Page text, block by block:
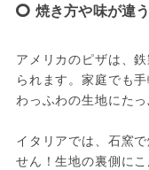
焼き方や味が違う
アメリカのピザは、
られます。家庭でも
わっふわの生地にた
イタリアでは、石窯
せん！生地の裏側に